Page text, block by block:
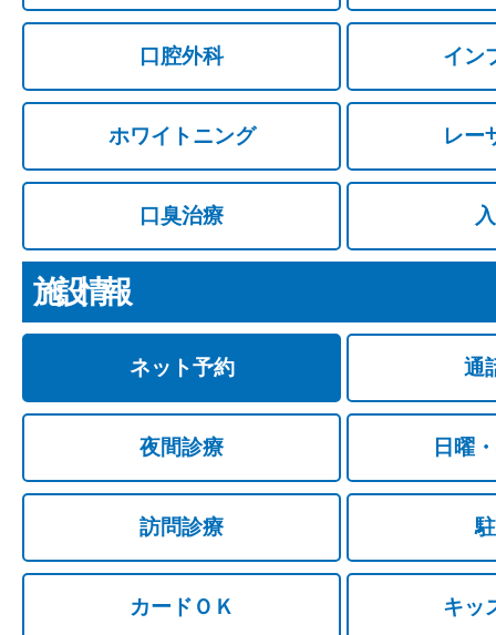
口腔外科 イン
ホワイトニング レー
口臭治療
施設情報
ネット予約 通
夜間診療 日曜
訪問診療
カードＯＫ キッ